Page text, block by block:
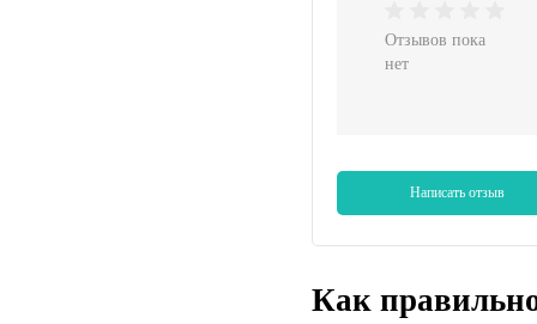
Отзывов пока
нет
Написать отзыв
Как